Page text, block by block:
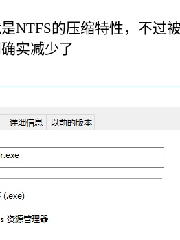
NTFS的压缩特性，不过
实减少了